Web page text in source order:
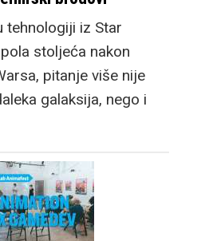
tehnologiji iz Star
stoljeća nakon
pitanje više nije
galaksija, nego i